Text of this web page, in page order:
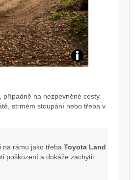
Zdroj:
Toyota
na nezpevněné cesty.
strmém stoupání nebo třeba v
na rámu jako třeba Toyota Land
poškození a dokáže zachytit